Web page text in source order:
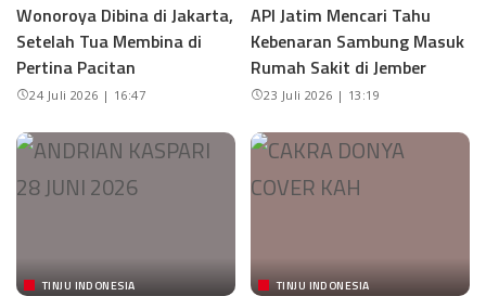
Wonoroya Dibina di Jakarta,
Setelah Tua Membina di
Pertina Pacitan
24 Juli 2026 | 16:47
API Jatim Mencari Tahu
Kebenaran Sambung Masuk
Rumah Sakit di Jember
23 Juli 2026 | 13:19
TINJU INDONESIA TINJU INDONESIA